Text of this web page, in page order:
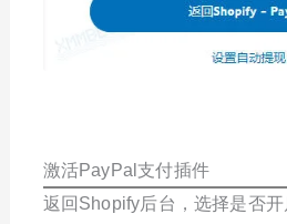
激活PayPal支付插件
返回Shopify后台，选择是否开